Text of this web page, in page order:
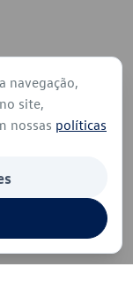
navegação,
site,
nossas políticas